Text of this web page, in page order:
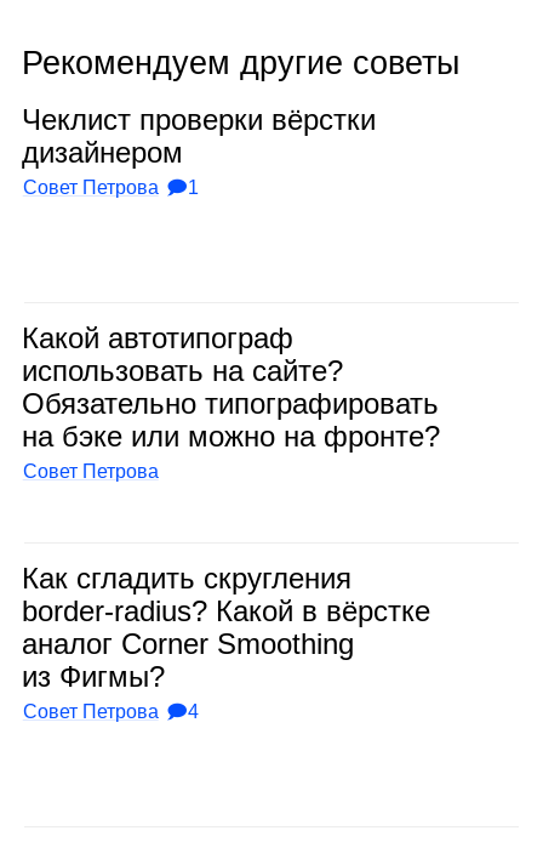
Рекомендуем другие советы
Чек­лист про­верки вёрстки
дизай­не­ром
Совет Петрова 🗩1
Какой авто­ти­по­граф
исполь­зо­вать на сайте?
Обя­за­тельно типо­гра­фи­ро­вать
на бэке или можно на фронте?
Совет Петрова
Как сгла­дить скруг­ле­ния
border‑radius? Какой в вёрстке
ана­лог Corner Smoothing
из Фигмы?
Совет Петрова 🗩4